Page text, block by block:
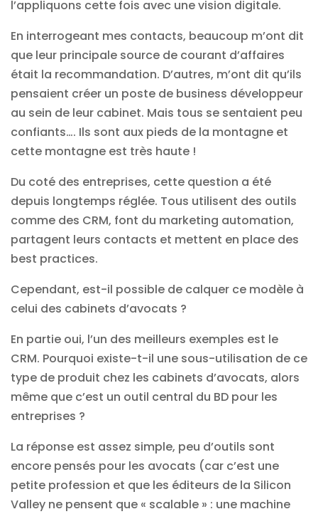
l’appliquons cette fois avec une vision digitale.
En interrogeant mes contacts, beaucoup m’ont dit
que leur principale source de courant d’affaires
était la recommandation. D’autres, m’ont dit qu’ils
pensaient créer un poste de business développeur
au sein de leur cabinet. Mais tous se sentaient peu
confiants…. Ils sont aux pieds de la montagne et
cette montagne est très haute !
Du coté des entreprises, cette question a été
depuis longtemps réglée. Tous utilisent des outils
comme des CRM, font du marketing automation,
partagent leurs contacts et mettent en place des
best practices.
Cependant, est-il possible de calquer ce modèle à
celui des cabinets d’avocats ?
En partie oui, l’un des meilleurs exemples est le
CRM. Pourquoi existe-t-il une sous-utilisation de ce
type de produit chez les cabinets d’avocats, alors
même que c’est un outil central du BD pour les
entreprises ?
La réponse est assez simple, peu d’outils sont
encore pensés pour les avocats (car c’est une
petite profession et que les éditeurs de la Silicon
Valley ne pensent que « scalable » : une machine